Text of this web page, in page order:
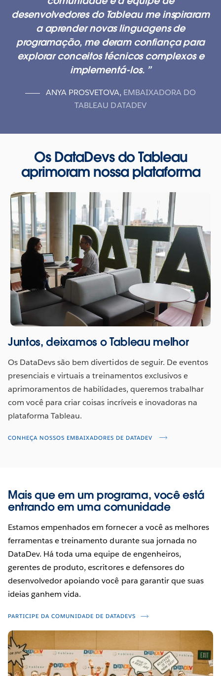
desenvolvedores do Tableau me inspiraram
a aprender novas linguagens de
programação, me deram confiança para
explorar conceitos técnicos complexos e
implementá-los.
ANYA PROSVETOVA, EMBAIXADORA DO
TABLEAU DATADEV
Os DataDevs do Tableau
aprimoram nossa plataforma
Juntos, deixamos o Tableau melhor
Os DataDevs são bem divertidos de seguir. De eventos
presenciais e virtuais a treinamentos exclusivos e
aprimoramentos de habilidades, queremos trabalhar
com você para criar coisas incríveis e inovadoras na
plataforma Tableau.
CONHEÇA NOSSOS EMBAIXADORES DE DATADEV
Mais que em um programa, você está
entrando em uma comunidade
Estamos empenhados em fornecer a você as melhores
ferramentas e treinamento durante sua jornada no
DataDev. Há toda uma equipe de engenheiros,
gerentes de produto, escritores e defensores do
desenvolvedor apoiando você para garantir que suas
ideias ganhem vida.
PARTICIPE DA COMUNIDADE DE DATADEVS